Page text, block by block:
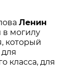
Ленин
в могилу
который
класса, для